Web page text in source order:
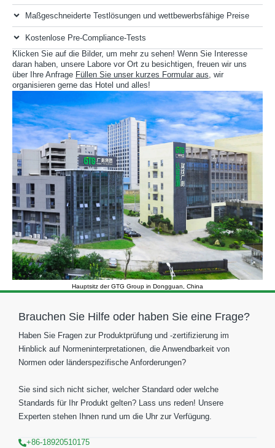
Maßgeschneiderte Testlösungen und wettbewerbsfähige Preise
Kostenlose Pre-Compliance-Tests
Klicken Sie auf die Bilder, um mehr zu sehen! Wenn Sie Interesse
daran haben, unsere Labore vor Ort zu besichtigen, freuen wir uns
über Ihre Anfrage Füllen Sie unser kurzes Formular aus, wir
organisieren gerne das Hotel und alles!
Hauptsitz der GTG Group in Dongguan, China
Brauchen Sie Hilfe oder haben Sie eine Frage?
Haben Sie Fragen zur Produktprüfung und -zertifizierung im
Hinblick auf Normeninterpretationen, die Anwendbarkeit von
Normen oder länderspezifische Anforderungen?
Sie sind sich nicht sicher, welcher Standard oder welche
Standards für Ihr Produkt gelten? Lass uns reden! Unsere
Experten stehen Ihnen rund um die Uhr zur Verfügung.
+86-18920510175